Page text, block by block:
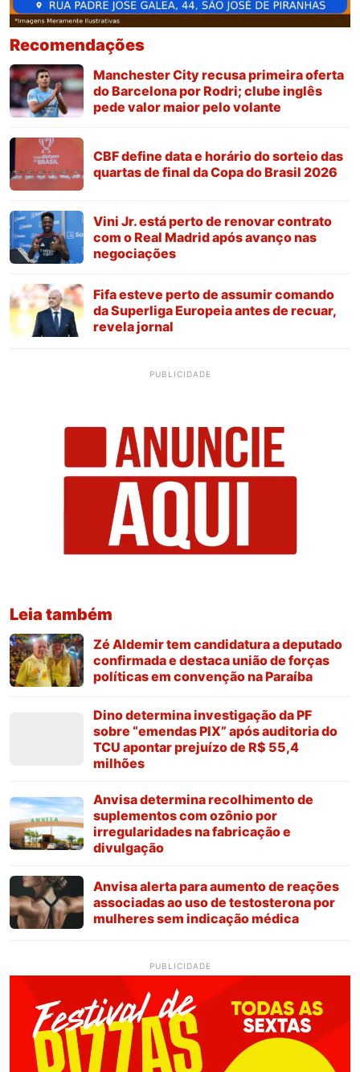
Recomendações
Manchester City recusa primeira oferta
do Barcelona por Rodri; clube inglês
pede valor maior pelo volante
CBF define data e horário do sorteio das
quartas de final da Copa do Brasil 2026
Vini Jr. está perto de renovar contrato
com o Real Madrid após avanço nas
negociações
Fifa esteve perto de assumir comando
da Superliga Europeia antes de recuar,
revela jornal
PUBLICIDADE
Leia também
Zé Aldemir tem candidatura a deputado
confirmada e destaca união de forças
políticas em convenção na Paraíba
Dino determina investigação da PF
sobre “emendas PIX” após auditoria do
TCU apontar prejuízo de R$ 55,4
milhões
Anvisa determina recolhimento de
suplementos com ozônio por
irregularidades na fabricação e
divulgação
Anvisa alerta para aumento de reações
associadas ao uso de testosterona por
mulheres sem indicação médica
PUBLICIDADE